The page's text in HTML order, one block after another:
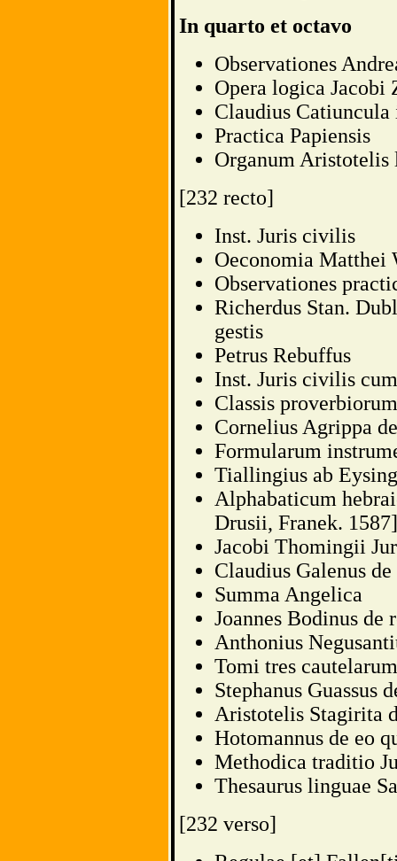
In quarto et octavo
Observationes
Opera logica Jacobi
Claudius
Practica Papiensis
Organum Aristotelis
[232 recto]
Inst. Juris civilis
Oeconomia Matthei
Observationes
Richerdus Stan.
gestis
Petrus Rebuffus
Inst. Juris civilis
Classis
Cornelius Agrippa
Formularum
Tiallingius ab
Alphabaticum
Drusii, Franek. 1587]
Jacobi Thomingii
Claudius Galenus
Summa Angelica
Joannes Bodinus de
Anthonius
Tomi tres
Stephanus Guassus
Aristotelis Stagirita
Hotomannus de eo
Methodica traditio
Thesaurus linguae
[232 verso]